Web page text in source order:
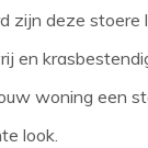
zijn deze stoere
en
woning een
look.